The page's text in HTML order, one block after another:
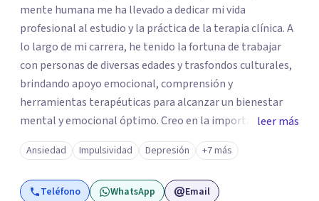
mente humana me ha llevado a dedicar mi vida
profesional al estudio y la práctica de la terapia clínica. A
lo largo de mi carrera, he tenido la fortuna de trabajar
con personas de diversas edades y trasfondos culturales,
brindando apoyo emocional, comprensión y
herramientas terapéuticas para alcanzar un bienestar
mental y emocional óptimo. Creo en la importancia de
abordar a cada individuo de manera integral,
reconociendo la conexión entre mente, cuerpo y espíritu
en el proceso de sanación. Mi compromiso con el
bienestar de mis actientes es inquebrantable, y estoy en
leer más
Ansiedad Impulsividad Depresión +7 más
Teléfono WhatsApp Email